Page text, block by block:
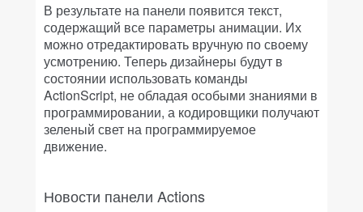
В результате на панели появится текст,
содержащий все параметры анимации. Их
можно отредактировать вручную по своему
усмотрению. Теперь дизайнеры будут в
состоянии использовать команды
ActionScript, не обладая особыми знаниями в
программировании, а кодировщики получают
зеленый свет на программируемое
движение.
Новости панели Actions